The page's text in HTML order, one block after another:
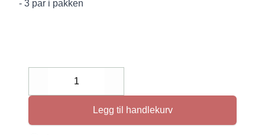
- 3 par i pakken
Decrease
Legg til handlekurv